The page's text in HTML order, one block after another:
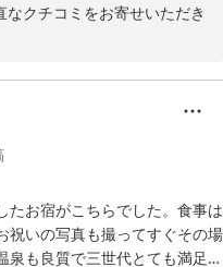
クチコミをお寄せいただき
えず、残念なお気持ちにさ
容や充実度について今後の
滞在を提供できるよう、料
たお宿がこちらでした。食事は
祝いの写真も撮ってすぐその場
も良質で三世代とても満足し